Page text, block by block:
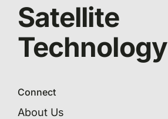
Satellite
Technology
Connect
About Us